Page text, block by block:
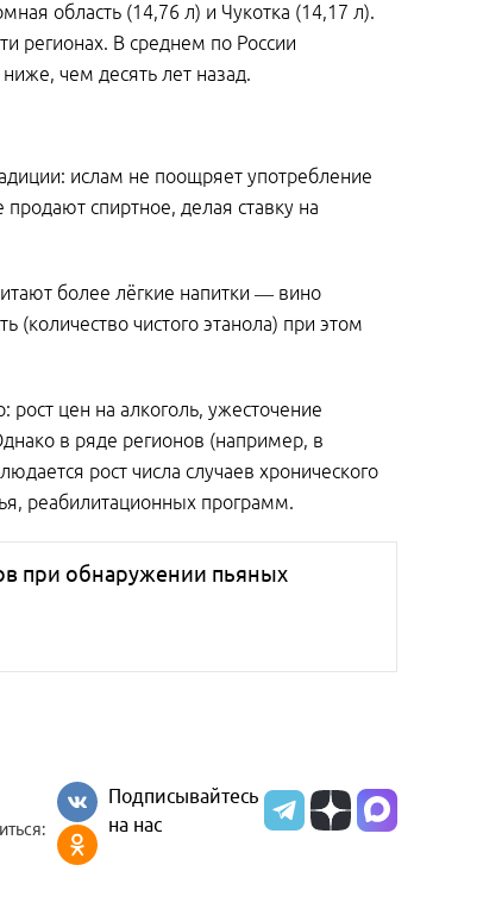
область (14,76 л) и Чукотка (14,17 л).
регионах. В среднем по России
ниже, чем десять лет назад.
ислам не поощряет употребление
спиртное, делая ставку на
более лёгкие напитки — вино
(количество чистого этанола) при этом
цен на алкоголь, ужесточение
в ряде регионов (например, в
рост числа случаев хронического
реабилитационных программ.
при обнаружении пьяных
Подписывайтесь
на нас